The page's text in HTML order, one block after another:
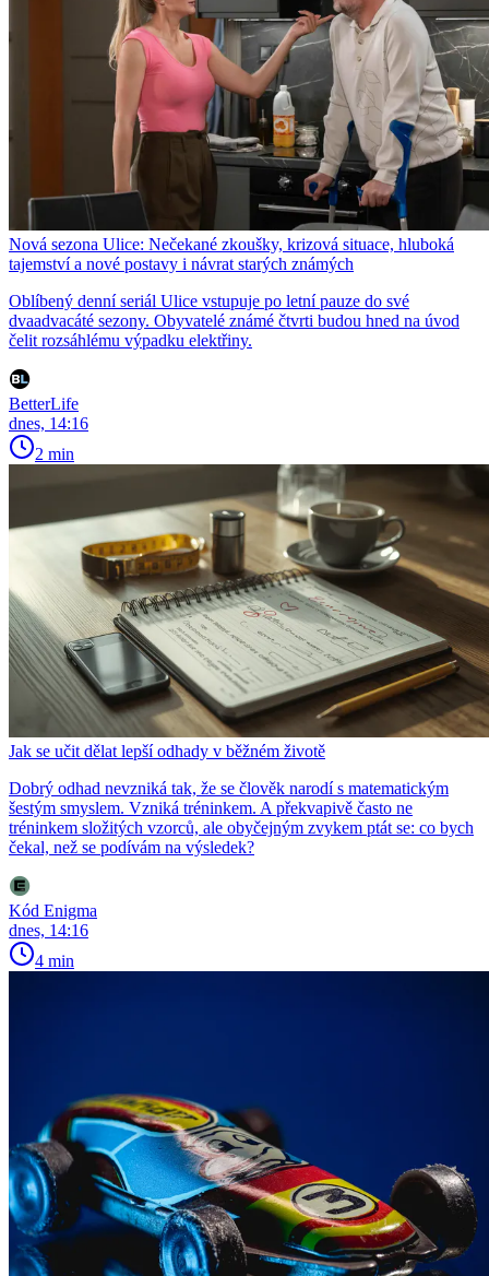
Nová sezona Ulice: Nečekané zkoušky, krizová situace, hluboká
tajemství a nové postavy i návrat starých známých
Oblíbený denní seriál Ulice vstupuje po letní pauze do své
dvaadvacáté sezony. Obyvatelé známé čtvrti budou hned na úvod
čelit rozsáhlému výpadku elektřiny.
BetterLife
dnes, 14:16
2 min
Jak se učit dělat lepší odhady v běžném životě
Dobrý odhad nevzniká tak, že se člověk narodí s matematickým
šestým smyslem. Vzniká tréninkem. A překvapivě často ne
tréninkem složitých vzorců, ale obyčejným zvykem ptát se: co bych
čekal, než se podívám na výsledek?
Kód Enigma
dnes, 14:16
4 min